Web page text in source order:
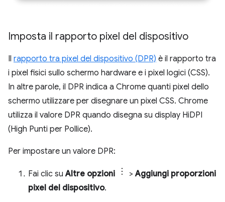
Imposta il rapporto pixel del dispositivo
Il rapporto tra pixel del dispositivo (DPR) è il rapporto tra
i pixel fisici sullo schermo hardware e i pixel logici (CSS).
In altre parole, il DPR indica a Chrome quanti pixel dello
schermo utilizzare per disegnare un pixel CSS. Chrome
utilizza il valore DPR quando disegna su display HiDPI
(High Punti per Pollice).
Per impostare un valore DPR:
Fai clic suAltre opzioni >Aggiungi proporzioni
pixel del dispositivo.